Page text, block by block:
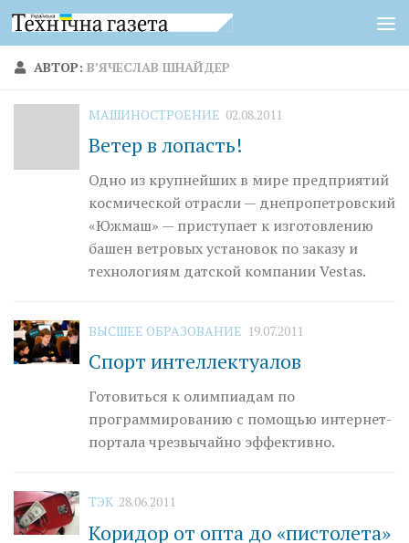
Перейти к содержимому
АВТОР: В’ЯЧЕСЛАВ ШНАЙДЕР
МАШИНОСТРОЕНИЕ 02.08.2011
Ветер в лопасть!
Одно из крупнейших в мире предприятий
космической отрасли — днепропетровский
«Южмаш» — приступает к изготовлению
башен ветровых установок по заказу и
технологиям датской компании Vestas.
ВЫСШЕЕ ОБРАЗОВАНИЕ 19.07.2011
Спорт интеллектуалов
Готовиться к олимпиадам по
программированию с помощью интернет-
портала чрезвычайно эффективно.
ТЭК 28.06.2011
Коридор от опта до «пистолета»